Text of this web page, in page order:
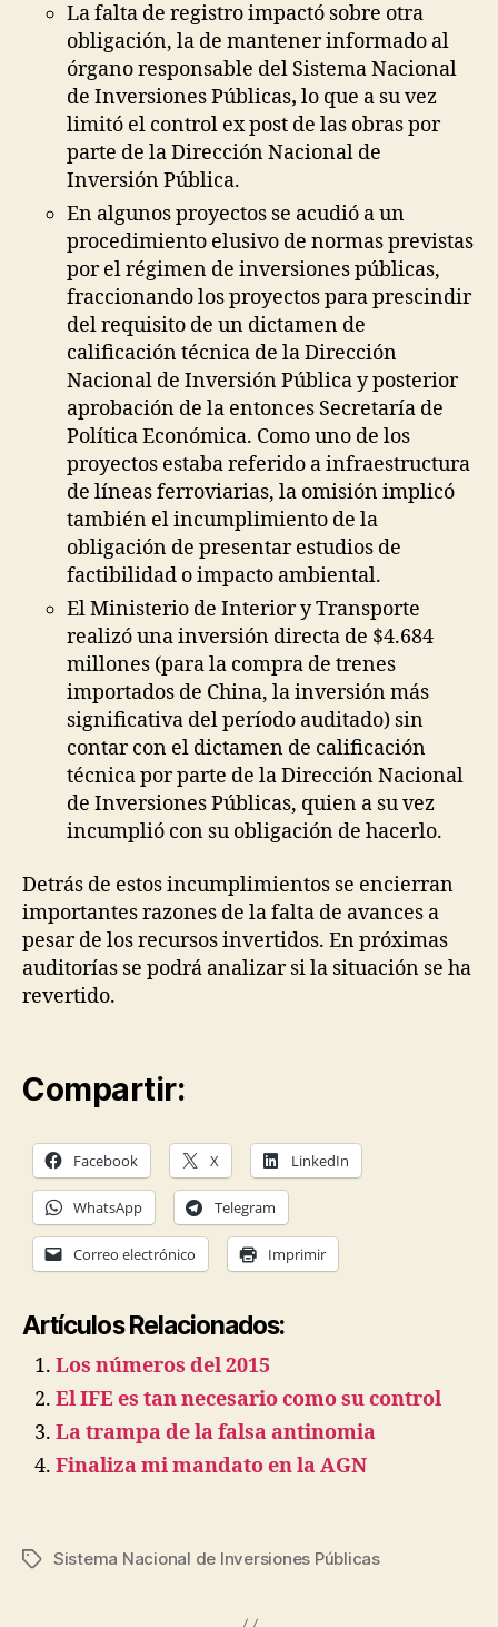
La falta de registro impactó sobre otra
obligación, la de mantener informado al
órgano responsable del Sistema Nacional
de Inversiones Públicas, lo que a su vez
limitó el control ex post de las obras por
parte de la Dirección Nacional de
Inversión Pública.
En algunos proyectos se acudió a un
procedimiento elusivo de normas previstas
por el régimen de inversiones públicas,
fraccionando los proyectos para prescindir
del requisito de un dictamen de
calificación técnica de la Dirección
Nacional de Inversión Pública y posterior
aprobación de la entonces Secretaría de
Política Económica. Como uno de los
proyectos estaba referido a infraestructura
de líneas ferroviarias, la omisión implicó
también el incumplimiento de la
obligación de presentar estudios de
factibilidad o impacto ambiental.
El Ministerio de Interior y Transporte
realizó una inversión directa de $4.684
millones (para la compra de trenes
importados de China, la inversión más
significativa del período auditado) sin
contar con el dictamen de calificación
técnica por parte de la Dirección Nacional
de Inversiones Públicas, quien a su vez
incumplió con su obligación de hacerlo.
Detrás de estos incumplimientos se encierran
importantes razones de la falta de avances a
pesar de los recursos invertidos. En próximas
auditorías se podrá analizar si la situación se ha
revertido.
Compartir:
Facebook X LinkedIn
WhatsApp Telegram
Correo electrónico Imprimir
Artículos Relacionados:
Los números del 2015
El IFE es tan necesario como su control
La trampa de la falsa antinomia
Finaliza mi mandato en la AGN
Etiquetas
Sistema Nacional de Inversiones Públicas